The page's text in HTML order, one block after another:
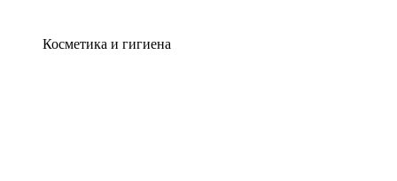
Косметика и гигиена